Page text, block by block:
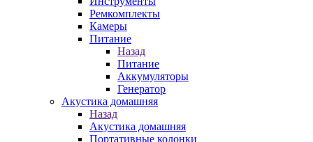
Ремкомплекты
Камеры
Питание
Назад
Питание
Аккумуляторы
Генератор
Акустика домашняя
Назад
Акустика домашняя
Портативные колонки